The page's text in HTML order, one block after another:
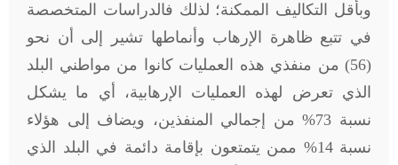
وبأقل التكاليف الممكنة؛ لذلك فالدراسات المتخصصة
في تتبع ظاهرة الإرهاب وأنماطها تشير إلى أن نحو
(56) من منفذي هذه العمليات كانوا من مواطني البلد
الذي تعرض لهذه العمليات الإرهابية، أي ما يشكل
نسبة 73% من إجمالي المنفذين، ويضاف إلى هؤلاء
نسبة 14% ممن يتمتعون بإقامة دائمة في البلد الذي